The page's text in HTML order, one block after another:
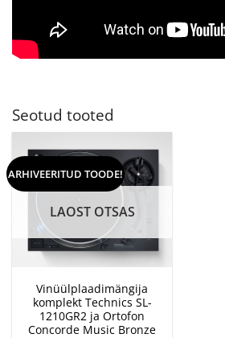
Seotud tooted
ARHIVEERITUD TOODE!
LAOST OTSAS
Vinüülplaadimängija
komplekt Technics SL-
1210GR2 ja Ortofon
Concorde Music Bronze